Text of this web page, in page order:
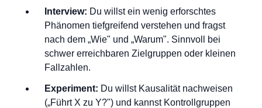
Interview: Du willst ein wenig erforschtes
Phänomen tiefgreifend verstehen und fragst
nach dem „Wie" und „Warum". Sinnvoll bei
schwer erreichbaren Zielgruppen oder kleinen
Fallzahlen.
Experiment: Du willst Kausalität nachweisen
(„Führt X zu Y?") und kannst Kontrollgruppen